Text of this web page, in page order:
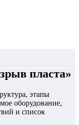
пласта»
этапы
оборудование,
и список